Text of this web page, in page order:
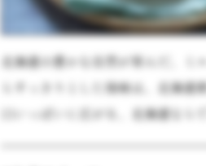
北海道の豊かな自然が育んだ、ミ
らすっきりとした後味は、北海
口いっぱいに広がる、北海道なら